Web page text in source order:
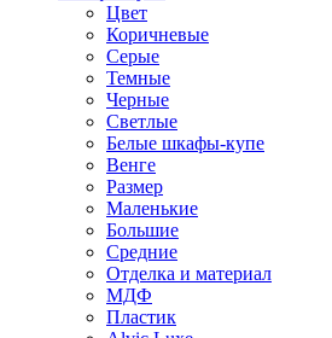
Цвет
Коричневые
Серые
Темные
Черные
Светлые
Белые шкафы-купе
Венге
Размер
Маленькие
Большие
Средние
Отделка и материал
МДФ
Пластик